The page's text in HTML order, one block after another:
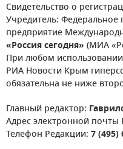
Свидетельство о
Учредитель: Федеральное
предприятие
«Россия сегодня» (МИА
При любом
РИА Новости Крым
обязательна не ниже
Главный редактор:
Адрес электронной почты
Телефон Редакции: 7 (495)